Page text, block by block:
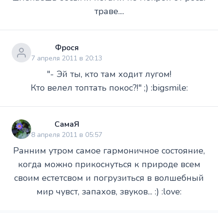
траве....
Фрося
7 апреля 2011 в 20:13
"- Эй ты, кто там ходит лугом!
Кто велел топтать покос?!" ;) :bigsmile:
СамаЯ
8 апреля 2011 в 05:57
Ранним утром самое гармоничное состояние,
когда можно прикоснуться к природе всем
своим естетсвом и погрузиться в волшебный
мир чувст, запахов, звуков... :) :love: